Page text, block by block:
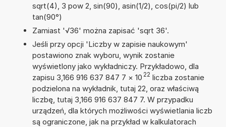
sqrt(4), 3 pow 2, sin(90), asin(1/2), cos(pi/2) lub
tan(90°)
Zamiast '√36' można zapisać 'sqrt 36'.
Jeśli przy opcji 'Liczby w zapisie naukowym'
postawiono znak wyboru, wynik zostanie
wyświetlony jako wykładniczy. Przykładowo, dla
zapisu 3,166 916 637 847 7 × 10 22 liczba zostanie
podzielona na wykładnik, tutaj 22, oraz właściwą
liczbę, tutaj 3,166 916 637 847 7. W przypadku
urządzeń, dla których możliwości wyświetlania liczb
są ograniczone, jak na przykład w kalkulatorach